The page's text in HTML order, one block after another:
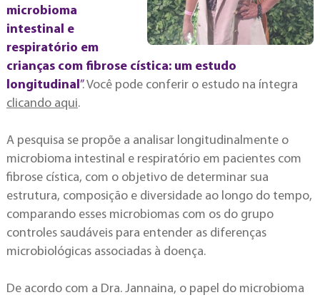
microbioma
intestinal e
respiratório em
crianças com fibrose cística: um estudo
longitudinal”. Você pode conferir o estudo na íntegra
clicando aqui.
A pesquisa se propõe a analisar longitudinalmente o
microbioma intestinal e respiratório em pacientes com
fibrose cística, com o objetivo de determinar sua
estrutura, composição e diversidade ao longo do tempo,
comparando esses microbiomas com os do grupo
controles saudáveis para entender as diferenças
microbiológicas associadas à doença.
De acordo com a Dra. Jannaina, o papel do microbioma